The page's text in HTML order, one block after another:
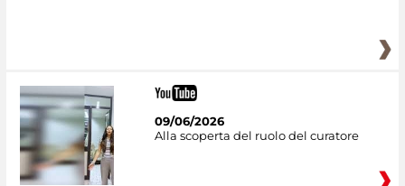
09/06/2026
Alla scoperta del ruolo del curatore